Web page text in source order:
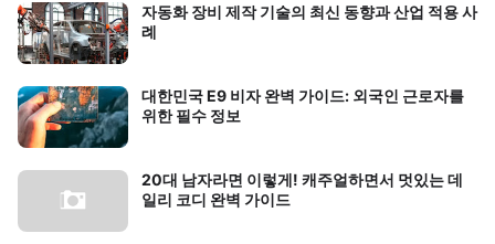
자동화 장비 제작 기술의 최신 동향과 산업 적용 사
례
대한민국 E9 비자 완벽 가이드: 외국인 근로자를
위한 필수 정보
20대 남자라면 이렇게! 캐주얼하면서 멋있는 데
일리 코디 완벽 가이드